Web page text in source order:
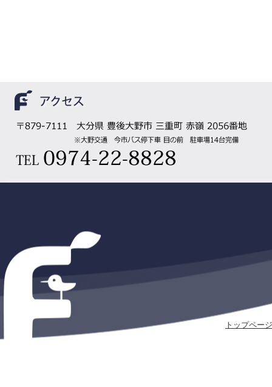
トップページ